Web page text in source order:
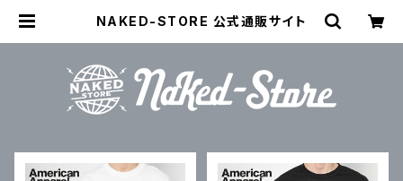
NAKED-STORE 公式通販サイト